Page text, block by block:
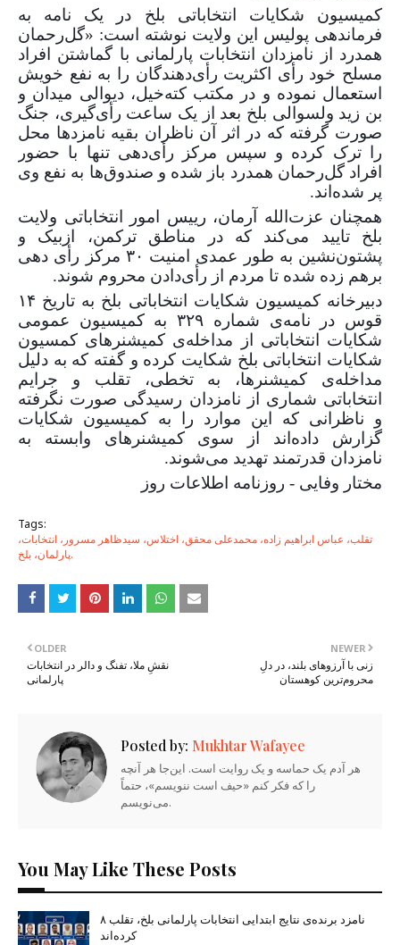
کمیسیون شکایات انتخاباتی بلخ در یک نامه به
فرماندهی پولیس این ولایت نوشته است: «گل‌رحمان
همدرد از نامزدان انتخابات پارلمانی با گماشتن افراد
مسلح خود رأی اکثریت رأی‌دهندگان را به نفع خویش
استعمال نموده و در مکتب کته‌خیل، دیوالی میدان و
بن زید ولسوالی بلخ بعد از یک ساعت رأی‌گیری، جنگ
صورت گرفته که در اثر آن ناظران بقیه نامزدها محل
را ترک کرده و سپس مرکز رأی‌دهی تنها با حضور
افراد گل‌رحمان همدرد باز شده و صندوق‌ها به نفع وی
پر شده‌اند.
همچنان عزت‌الله آرمان، رییس امور انتخاباتی ولایت
بلخ تایید می‌کند که در مناطق ترکمن‌، ازبیک و
پشتون‌نشین به طور عمدی امنیت ۳۰ مرکز رأی دهی
برهم زده شده تا مردم از رأی‌دادن محروم شوند.
دبیرخانه کمیسیون شکایات انتخاباتی بلخ به تاریخ ۱۴
قوس در نامه‌ی شماره ۳۲۹ به کمیسیون عمومی
شکایات انتخاباتی از مداخله‌ی کمیشنرهای کمسیون
شکایات انتخاباتی بلخ شکایت کرده و گفته که به دلیل
مداخله‌ی کمیشنرها، به تخطی، تقلب و جرایم
انتخاباتی شماری از نامزدان رسیدگی صورت نگرفته
و ناظرانی که این موارد را به کمیسیون شکایات
گزارش داده‌اند از سوی کمیشنرهای وابسته به
نامزدان قدرتمند تهدید می‌شوند.
مختار وفایی - روزنامه اطلاعات روز
Tags:
تقلب، عباس ابراهیم زاده، محمدعلی محقق، اختلاس، سیدظاهر مسرور، انتخابات،
پارلمان، بلخ.
NEWER
زنی با آرزوهای بلند، در دلِ
محروم‌ترین کوهستان
OLDER
نقشِ ملا، تفنگ و دالر در انتخابات
پارلمانی
Posted by: Mukhtar Wafayee
هر آدم یک حماسه و یک روایت است. این‌جا هر آنچه
را که فکر کنم «حیف است ننویسم»، حتماً
می‌نویسم.
You May Like These Posts
۸ نامزد برنده‌ی نتایج ابتدایی انتخابات پارلمانی بلخ، تقلب
کرده‌اند